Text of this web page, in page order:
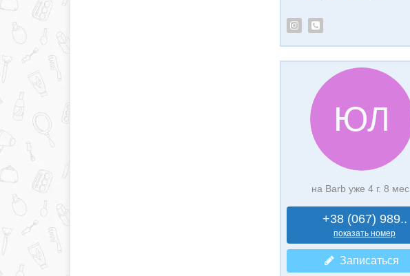
ЮЛ
на Barb уже 4 г. 8 мес.
+38 (067) 989..
показать номер
Записаться